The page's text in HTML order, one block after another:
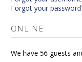
Forgot your
ONLINE
We have 56 guests